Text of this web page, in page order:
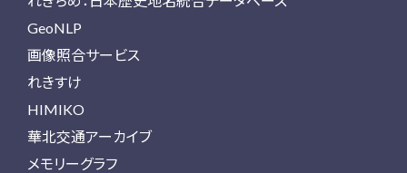
GeoNLP
画像照合サービス
れきすけ
HIMIKO
華北交通アーカイブ
メモリーグラフ